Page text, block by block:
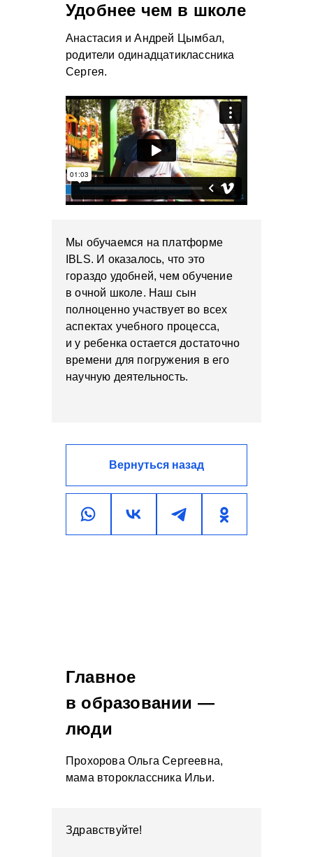
Удобнее чем в школе
Вернуться назад
Анастасия и Андрей Цымбал,
родители одинадцатиклассника
Сергея.
Мы обучаемся на платформе
IBLS. И оказалось, что это
гораздо удобней, чем обучение
в очной школе. Наш сын
полноценно участвует во всех
аспектах учебного процесса,
и у ребенка остается достаточно
времени для погружения в его
научную деятельность.
Главное
в образовании —
люди
Прохорова Ольга Сергеевна,
мама второклассника Ильи.
Здравствуйте!